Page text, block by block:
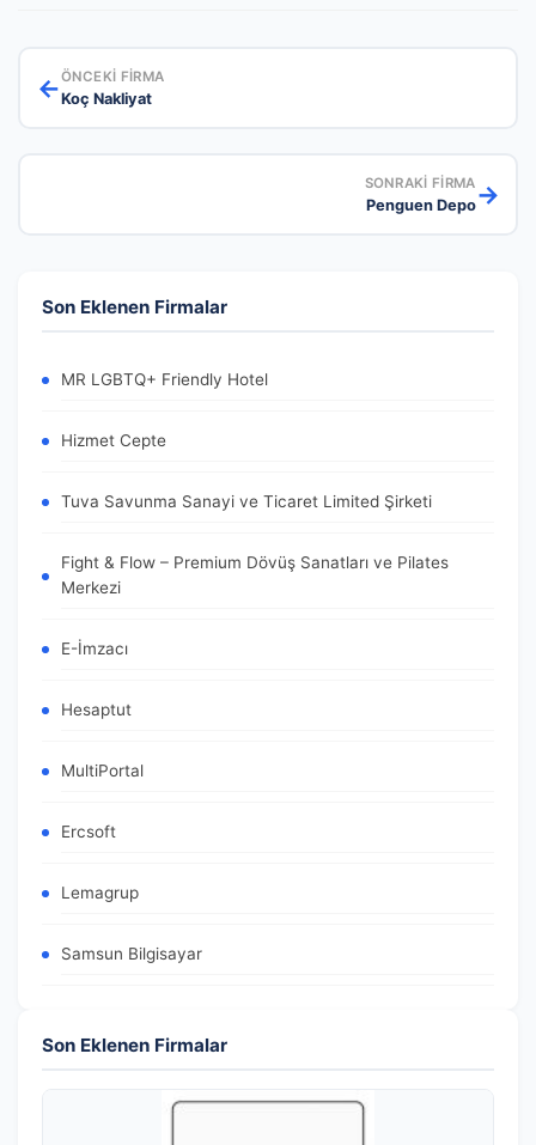
←ÖNCEKI FIRMA
Koç Nakliyat
SONRAKI FIRMA
Penguen Depo→
Son Eklenen Firmalar
MR LGBTQ+ Friendly Hotel
Hizmet Cepte
Tuva Savunma Sanayi ve Ticaret Limited Şirketi
Fight & Flow – Premium Dövüş Sanatları ve Pilates
Merkezi
E-İmzacı
Hesaptut
MultiPortal
Ercsoft
Lemagrup
Samsun Bilgisayar
Son Eklenen Firmalar